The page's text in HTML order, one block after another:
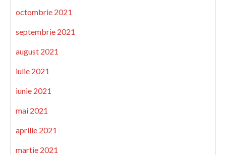
octombrie 2021
septembrie 2021
august 2021
iulie 2021
iunie 2021
mai 2021
aprilie 2021
martie 2021